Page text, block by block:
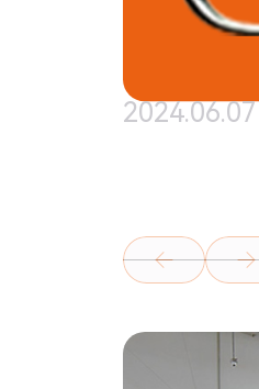
2024.06.07